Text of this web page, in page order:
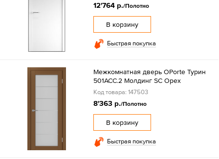
12'764 р./Полотно
В корзину
Быстрая покупка
Межкомнатная дверь OPorte Турин
501АСС.2 Молдинг SC Орех
Код товара: 147503
8'363 р./Полотно
В корзину
Быстрая покупка